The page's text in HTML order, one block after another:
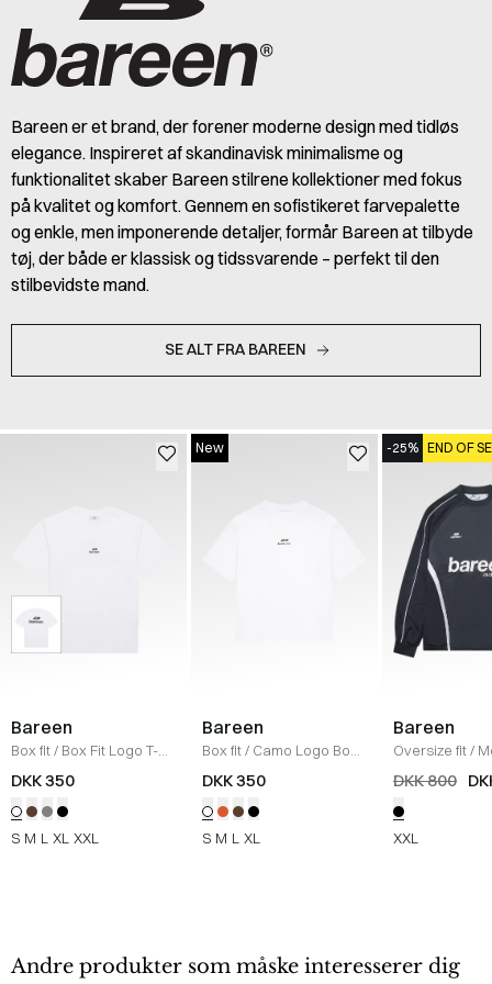
Bareen er et brand, der forener moderne design med tidløs
elegance. Inspireret af skandinavisk minimalisme og
funktionalitet skaber Bareen stilrene kollektioner med fokus
på kvalitet og komfort. Gennem en sofistikeret farvepalette
og enkle, men imponerende detaljer, formår Bareen at tilbyde
tøj, der både er klassisk og tidssvarende – perfekt til den
stilbevidste mand.
SE ALT FRA BAREEN
Bareen
Box fit/ Box Fit Logo T-
shirt /WHITE
DKK 350
S M L XL XXL
New
Bareen
Box fit/ Camo Logo Box
T-shirt/ WHITE
DKK 350
S M L XL
-25% END OF
Bareen
Oversize fit/
Longsleeve
DKK 800
XXL
Andre produkter som måske interesserer dig